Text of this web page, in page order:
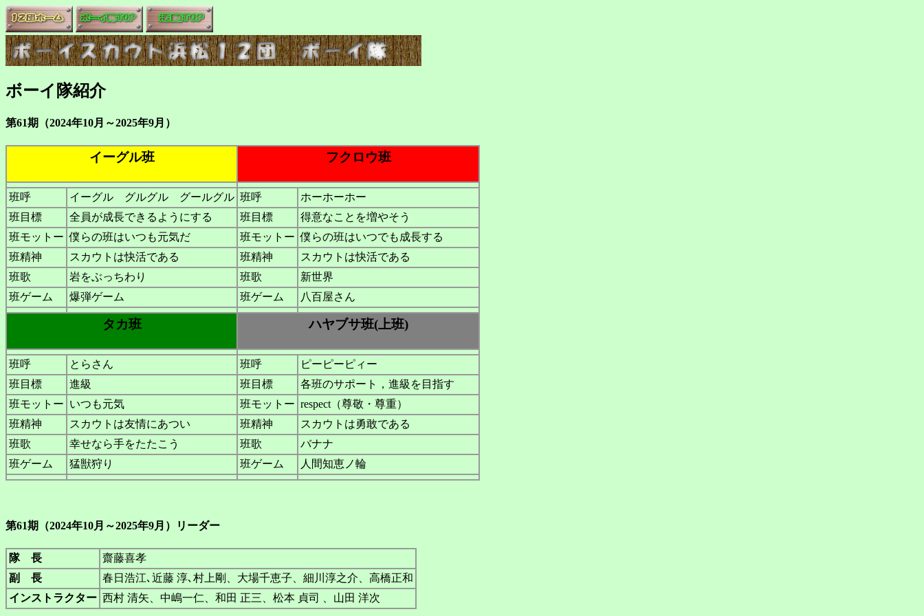
ボーイ隊紹介
第61期（2024年10月～2025年9月）
イーグル班 フクロウ班
班呼 イーグル グルグル グールグル 班呼
ホーホーホー
班目標
全員が成長できるようにする 班目標
得意なことを増やそう
班モットー 僕らの班はいつも元気だ 班モットー 僕らの班はいつでも成長する
班精神
スカウトは快活である 班精神
スカウトは快活である
班歌
岩をぶっちわり 班歌
新世界
班ゲーム
爆弾ゲーム 班ゲーム 八百屋さん
タカ班 ハヤブサ班(上班)
班呼 とらさん 班呼
ピーピーピィー
班目標
進級 班目標
各班のサポート，進級を目指す
班モットー いつも元気 班モットー respect（尊敬・尊重）
班精神
スカウトは友情にあつい 班精神
スカウトは勇敢である
班歌
幸せなら手をたたこう 班歌
バナナ
班ゲーム
猛獣狩り 班ゲーム 人間知恵ノ輪
第61期（2024年10月～2025年9月）リーダー
隊 長
齋藤喜孝
副 長
春日浩江､近藤 淳､村上剛、大場千恵子、細川淳之介、高橋正和
インストラクター 西村 清矢、中嶋一仁、和田 正三、松本 貞司 、山田 洋次